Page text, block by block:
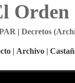
Orden
| Decretos
| Archivo |